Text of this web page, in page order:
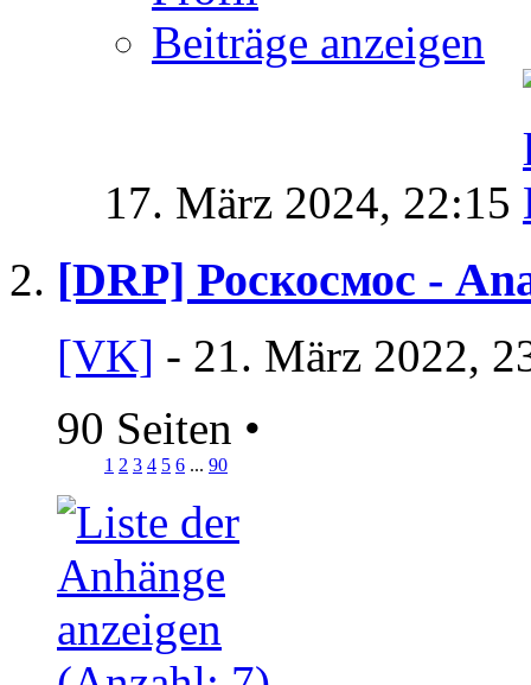
Beiträge anzeigen
17. März 2024, 22:15
[DRP] Роскосмос -
[VK] - 21. März 2022,
90 Seiten •
1 2 3 4 5 6 ... 90